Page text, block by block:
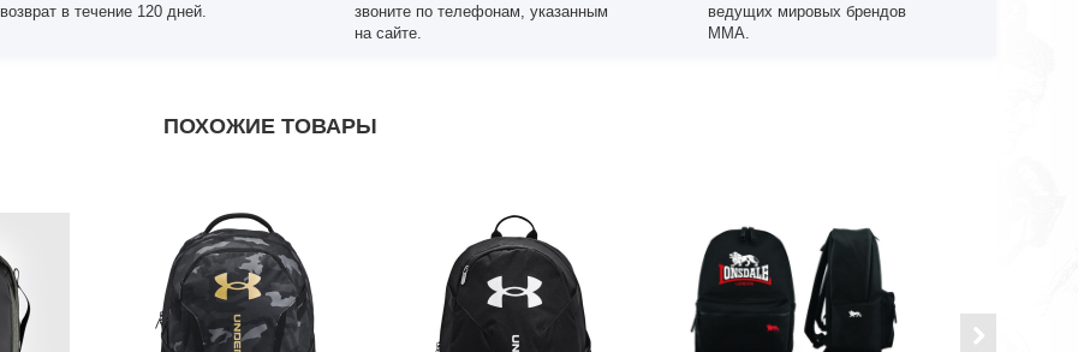
возврат в течение 120 дней.
звоните по телефонам, указанным
на сайте.
ведущих мировых брендов
ММА.
ПОХОЖИЕ ТОВАРЫ